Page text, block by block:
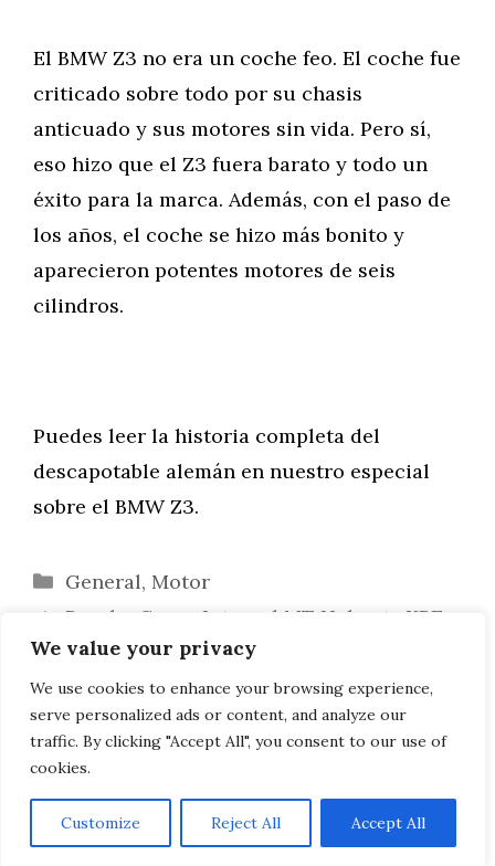
We value your privacy
We use cookies to enhance your browsing experience,
serve personalized ads or content, and analyze our
traffic. By clicking "Accept All", you consent to our use of
cookies.
Customize Reject All Accept All
El BMW Z3 no era un coche feo. El coche fue
criticado sobre todo por su chasis
anticuado y sus motores sin vida. Pero sí,
eso hizo que el Z3 fuera barato y todo un
éxito para la marca. Además, con el paso de
los años, el coche se hizo más bonito y
aparecieron potentes motores de seis
cilindros.
Puedes leer la historia completa del
descapotable alemán en nuestro especial
sobre el BMW Z3.
Categorías
General, Motor
Prueba Casco Integral MT Helmets KRE+:
¡De Carreras!
Un fabricante se deshace de miles de VE
para embolsarse la subvención
AVISO LEGAL, POLITICA DE PRIVACIDAD, COOKIES